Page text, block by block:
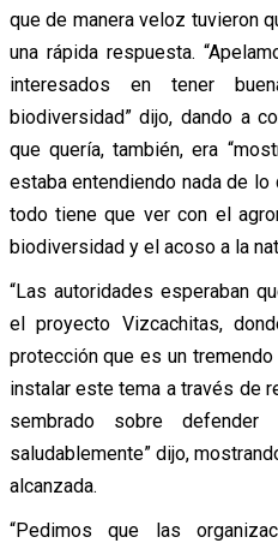
que de manera veloz tuvieron
una rápida respuesta.
interesados en tener
biodiversidad” dijo, dando a
que quería, también, era
estaba entendiendo nada de
todo tiene que ver con el
biodiversidad y el acoso a la
“Las autoridades esperaban
el proyecto Vizcachitas,
protección que es un
instalar este tema a través de
sembrado sobre
saludablemente” dijo,
alcanzada.
“Pedimos que las